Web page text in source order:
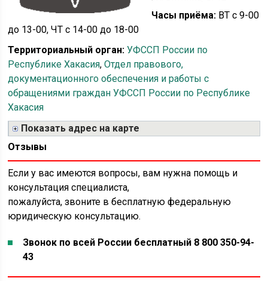
Часы приёма: ВТ с 9-00
до 13-00, ЧТ с 14-00 до 18-00
Территориальный орган: УФССП России по
Республике Хакасия,Отдел правового,
документационного обеспечения и работы с
обращениями граждан УФССП России по Республике
Хакасия
Показать адрес на карте
Отзывы
Если у вас имеются вопросы, вам нужна помощь и
консультация специалиста,
пожалуйста, звоните в бесплатную федеральную
юридическую консультацию.
Звонок по всей России бесплатный 8 800 350-94-
43